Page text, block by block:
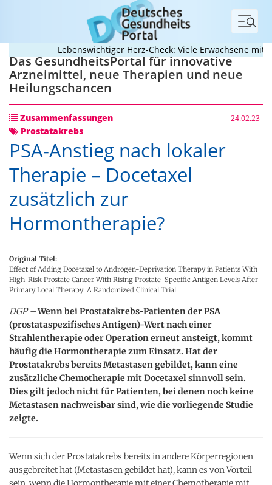
Menü
Lebenswichtiger Herz-Check: Viele Erwachsene mit
Das GesundheitsPortal für innovative
Arzneimittel, neue Therapien und neue
Heilungschancen
Zusammenfassungen 24.02.23
Prostatakrebs
PSA-Anstieg nach lokaler
Therapie – Docetaxel
zusätzlich zur
Hormontherapie?
Original Titel:
Effect of Adding Docetaxel to Androgen-Deprivation Therapy in Patients With
High-Risk Prostate Cancer With Rising Prostate-Specific Antigen Levels After
Primary Local Therapy: A Randomized Clinical Trial
DGP –Wenn bei Prostatakrebs-Patienten der PSA
(prostataspezifisches Antigen)-Wert nach einer
Strahlentherapie oder Operation erneut ansteigt, kommt
häufig die Hormontherapie zum Einsatz. Hat der
Prostatakrebs bereits Metastasen gebildet, kann eine
zusätzliche Chemotherapie mit Docetaxel sinnvoll sein.
Dies gilt jedoch nicht für Patienten, bei denen noch keine
Metastasen nachweisbar sind, wie die vorliegende Studie
zeigte.
Wenn sich der Prostatakrebs bereits in andere Körperregionen
ausgebreitet hat (Metastasen gebildet hat), kann es von Vorteil